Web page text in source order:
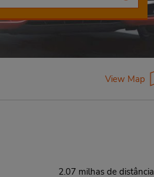
View Map
2.07 milhas de distância